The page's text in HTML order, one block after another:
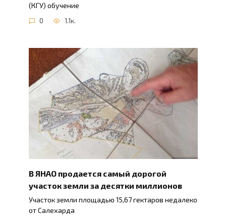
(КГУ) обучение
0 1.1к.
В ЯНАО продается самый дорогой
участок земли за десятки миллионов
Участок земли площадью 15,67 гектаров недалеко
от Салехарда